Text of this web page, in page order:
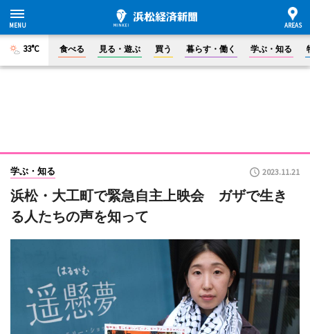
33°C 食べる 見る・遊ぶ 買う 暮らす・働く 学ぶ・知る
学ぶ・知る 2023.11.21
浜松・大工町で緊急自主上映会 ガザで生き
る人たちの声を知って